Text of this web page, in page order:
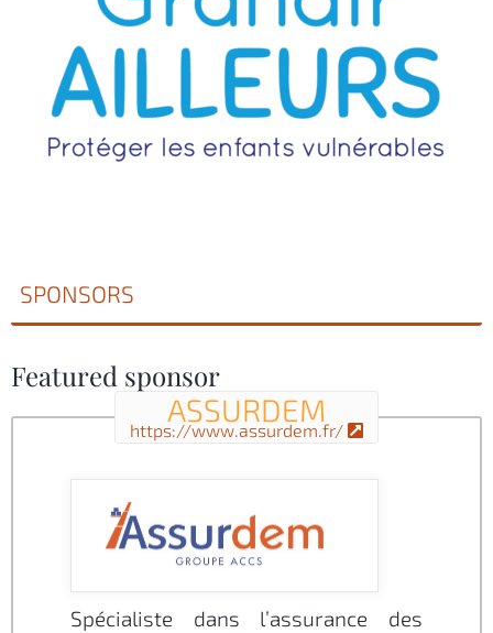
SPONSORS
Featured sponsor
ASSURDEM
https://www.assurdem.fr/
Spécialiste dans l’assurance des